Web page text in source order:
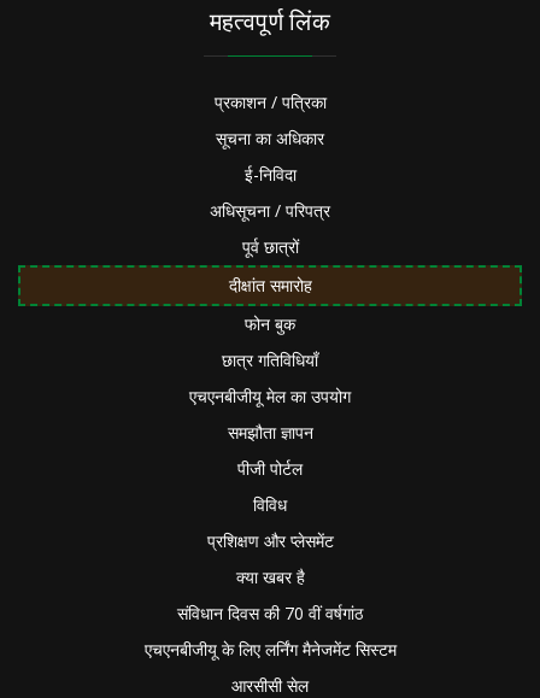
महत्वपूर्ण लिंक
प्रकाशन / पत्रिका
सूचना का अधिकार
ई-निविदा
अधिसूचना / परिपत्र
पूर्व छात्रों
दीक्षांत समारोह
फोन बुक
छात्र गतिविधियाँ
एचएनबीजीयू मेल का उपयोग
समझौता ज्ञापन
पीजी पोर्टल
विविध
प्रशिक्षण और प्लेसमेंट
क्या खबर है
संविधान दिवस की 70 वीं वर्षगांठ
एचएनबीजीयू के लिए लर्निंग मैनेजमेंट सिस्टम
आरसीसी सेल